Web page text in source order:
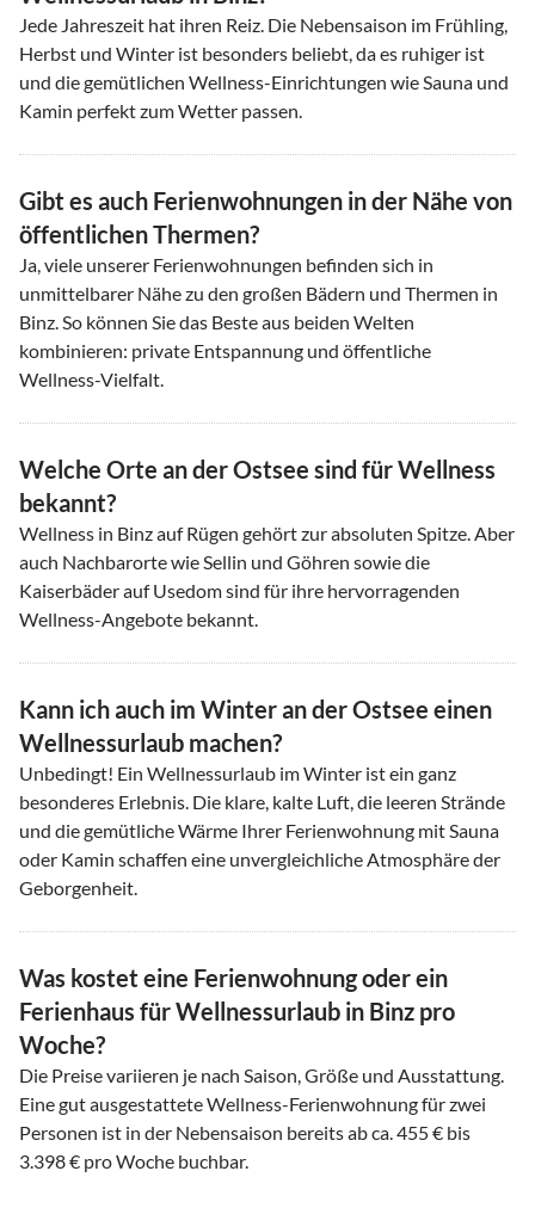
Jede Jahreszeit hat ihren Reiz. Die Nebensaison im Frühling,
Herbst und Winter ist besonders beliebt, da es ruhiger ist
und die gemütlichen Wellness-Einrichtungen wie Sauna und
Kamin perfekt zum Wetter passen.
Gibt es auch Ferienwohnungen in der Nähe von
öffentlichen Thermen?
Ja, viele unserer Ferienwohnungen befinden sich in
unmittelbarer Nähe zu den großen Bädern und Thermen in
Binz. So können Sie das Beste aus beiden Welten
kombinieren: private Entspannung und öffentliche
Wellness-Vielfalt.
Welche Orte an der Ostsee sind für Wellness
bekannt?
Wellness in Binz auf Rügen gehört zur absoluten Spitze. Aber
auch Nachbarorte wie Sellin und Göhren sowie die
Kaiserbäder auf Usedom sind für ihre hervorragenden
Wellness-Angebote bekannt.
Kann ich auch im Winter an der Ostsee einen
Wellnessurlaub machen?
Unbedingt! Ein Wellnessurlaub im Winter ist ein ganz
besonderes Erlebnis. Die klare, kalte Luft, die leeren Strände
und die gemütliche Wärme Ihrer Ferienwohnung mit Sauna
oder Kamin schaffen eine unvergleichliche Atmosphäre der
Geborgenheit.
Was kostet eine Ferienwohnung oder ein
Ferienhaus für Wellnessurlaub in Binz pro
Woche?
Die Preise variieren je nach Saison, Größe und Ausstattung.
Eine gut ausgestattete Wellness-Ferienwohnung für zwei
Personen ist in der Nebensaison bereits ab ca. 455 € bis
3.398 € pro Woche buchbar.